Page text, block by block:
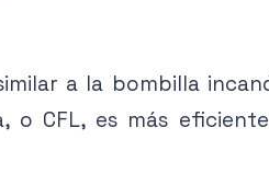
a la bombilla
o CFL, es más